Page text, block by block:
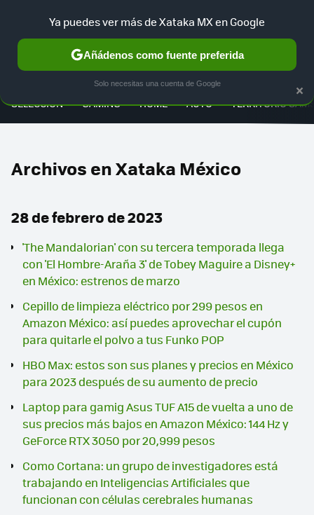
SELECCIÓN GAMING HOME AUTO TERRITORIO
Archivos en Xataka México
28 de febrero de 2023
'The Mandalorian' con su tercera temporada llega
con 'El Hombre-Araña 3' de Tobey Maguire a Disney+
en México: estrenos de marzo
Cepillo de limpieza eléctrico por 299 pesos en
Amazon México: así puedes aprovechar el cupón
para quitarle el polvo a tus Funko POP
HBO Max: estos son sus planes y precios en México
para 2023 después de su aumento de precio
Laptop para gamig Asus TUF A15 de vuelta a uno de
sus precios más bajos en Amazon México: 144 Hz y
GeForce RTX 3050 por 20,999 pesos
Como Cortana: un grupo de investigadores está
trabajando en Inteligencias Artificiales que
funcionan con células cerebrales humanas
×
Ya puedes ver más de Xataka MX en Google
Añádenos como fuente preferida
Solo necesitas una cuenta de Google